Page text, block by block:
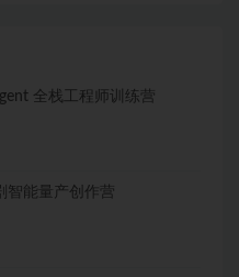
全栈工程师训练营
智能量产创作营